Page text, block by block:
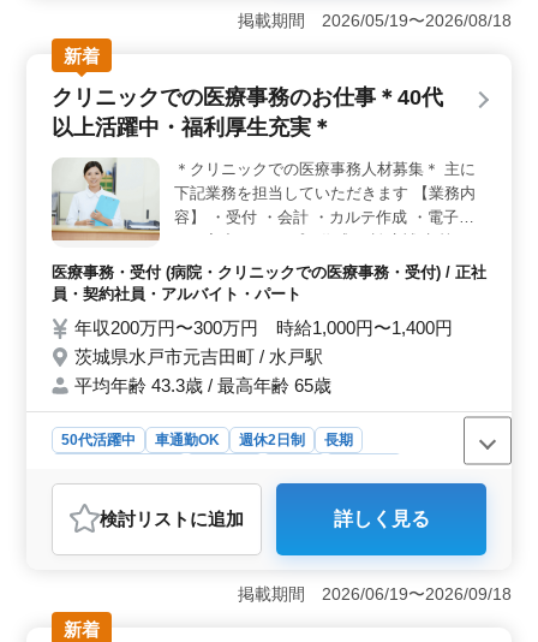
募集中。50代以上のベテラン層が活躍しています。経験
と技術を活かして、美味しい料理を提供しましょ
う。 ＜週休2日制＞ 週休2日制の勤務体制で、しっ
かりと休息を取ることができます。仕事とプライベート
のバランスを大切にし、充実した生活を送れます。
＜車通勤OKでアクセス便利＞ 車通勤が可能なため、通
し、職場へのアクセスがスムーズです。
掲載期間 2026/05/19〜2026/08/18
新着
クリニックでの医療事務のお仕事＊40代
以上活躍中・福利厚生充実＊
＊クリニックでの医療事務人材募集＊ 主に
下記業務を担当していただきます 【業務内
容】 ・受付 ・会計 ・カルテ作成 ・電子カ
《備考》 ＊50代の方も活躍中！ ＊医療事
務、医療秘書、病院受付など今までの経験を
す！
医療事務・受付 (病院・クリニックでの医療事務・受付) / 正社
員・契約社員・アルバイト・パート
年収200万円〜300万円 時給1,000円〜1,400円
茨城県水戸市元吉田町 / 水戸駅
平均年齢 43.3歳 / 最高年齢 65歳
50代活躍中 車通勤OK 週休2日制
長期
医療事務・受付
おすすめポイント
＜40代以上の経験者に適した医療事務のお仕事＞ クリ
ニックでの医療事務のお仕事では、40代以上の方が活躍
しています。経験豊富な方にとって、医療事務やレセプ
ト実務経験を活かすチャンスです。これまでの経験を活
検討リスト に追加 詳しく見る
掲載期間 2026/06/19〜2026/09/18
新着